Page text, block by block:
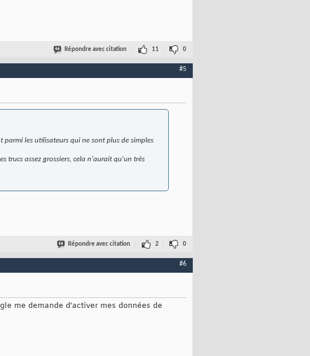
Répondre avec citation 11 0
#5
les utilisateurs qui ne sont plus de simples
trucs assez grossiers, cela n'aurait qu'un très
Répondre avec citation 2 0
#6
me demande d'activer mes données de